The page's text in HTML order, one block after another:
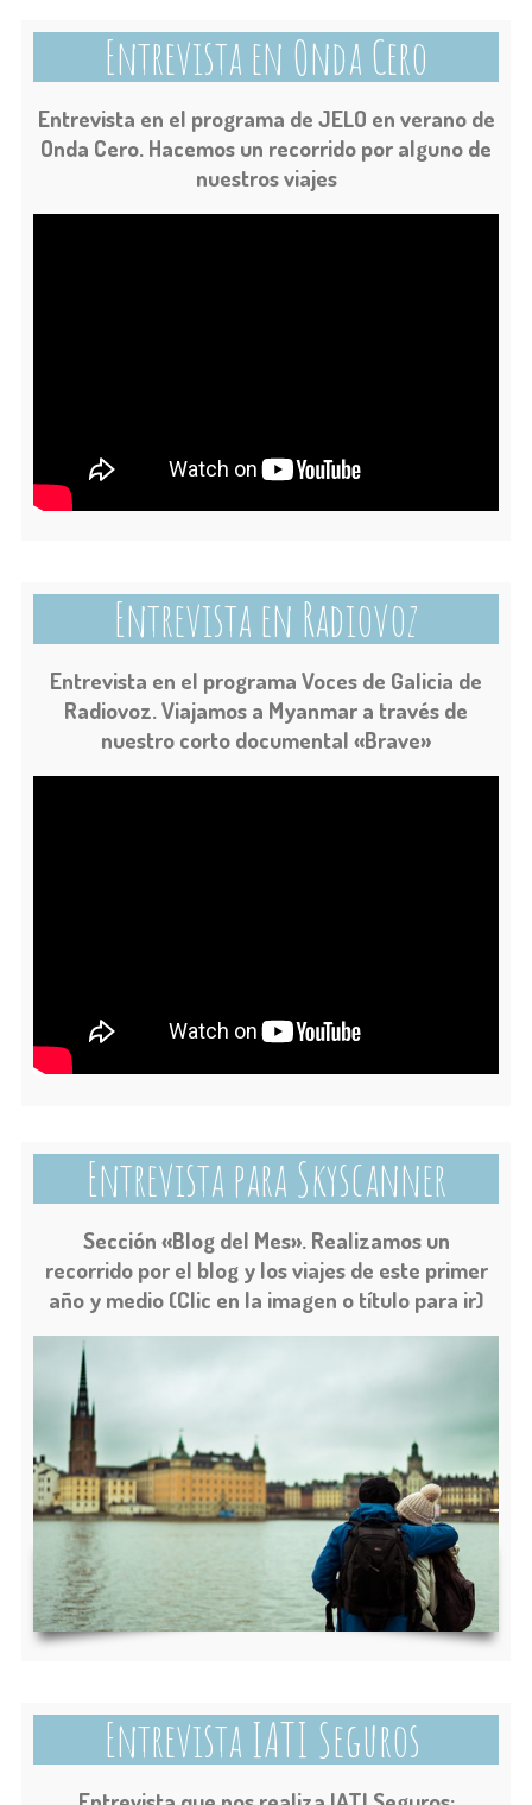
Entrevista en Onda Cero
Entrevista en el programa de JELO en verano de
Onda Cero. Hacemos un recorrido por alguno de
nuestros viajes
Entrevista en Radiovoz
Entrevista en el programa Voces de Galicia de
Radiovoz. Viajamos a Myanmar a través de
nuestro corto documental «Brave»
Entrevista para Skyscanner
Sección «Blog del Mes». Realizamos un
recorrido por el blog y los viajes de este primer
año y medio (Clic en la imagen o título para ir)
Entrevista IATI Seguros